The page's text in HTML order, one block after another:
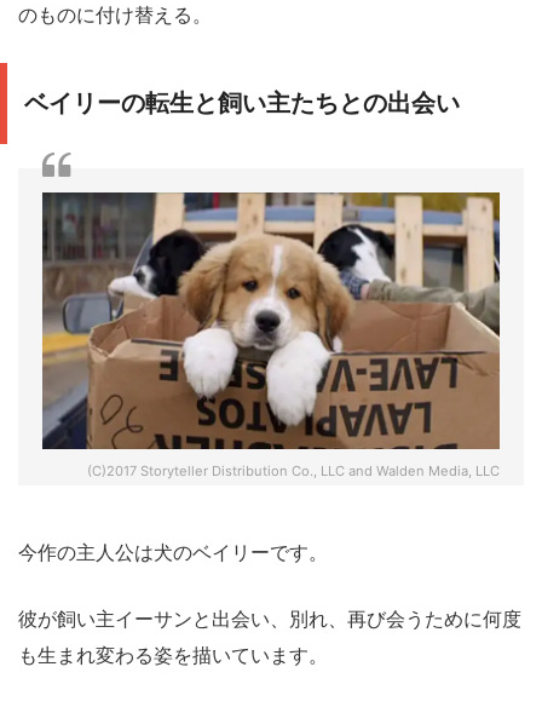
のものに付け替える。
ベイリーの転生と飼い主たちとの出会い
(C)2017 Storyteller Distribution Co., LLC and Walden Media, LLC
今作の主人公は犬のベイリーです。
彼が飼い主イーサンと出会い、別れ、再び会うために何度
も生まれ変わる姿を描いています。